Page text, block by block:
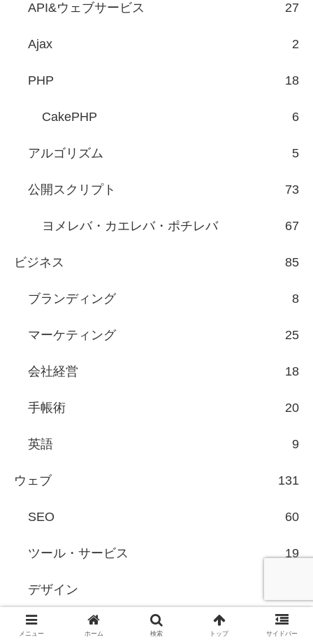
API&ウェブサービス 27
Ajax 2
PHP 18
CakePHP 6
アルゴリズム 5
公開スクリプト 73
ヨメレバ・カエレバ・ポチレバ 67
ビジネス 85
ブランディング 8
マーケティング 25
会社経営 18
手帳術 20
英語 9
ウェブ 131
SEO 60
ツール・サービス 19
デザイン
バリュードメイン 19
メニュー ホーム 検索 トップ サイドバー